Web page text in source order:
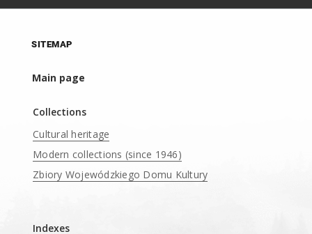
SITEMAP
Main page
Collections
Cultural heritage
Modern collections (since 1946)
Zbiory Wojewódzkiego Domu Kultury
Indexes